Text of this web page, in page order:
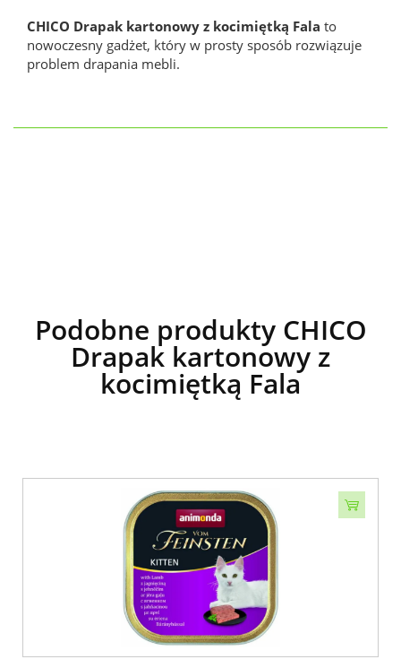
CHICO Drapak kartonowy z kocimiętką Fala to
nowoczesny gadżet, który w prosty sposób rozwiązuje
problem drapania mebli.
Podobne produkty CHICO
Drapak kartonowy z
kocimiętką Fala